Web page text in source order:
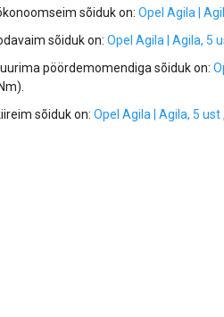
sõiduk on: Opel Agila |
sõiduk on: Opel Agila | Agila, 5
pöördemomendiga sõiduk on:
sõiduk on: Opel Agila | Agila, 5 ust